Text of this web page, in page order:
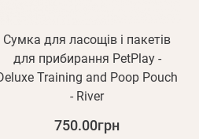
Сумка для ласощів і пакетів
для прибирання PetPlay -
Training and Poop Pouch
- River
750.00грн
Пароль
пошта*E mail